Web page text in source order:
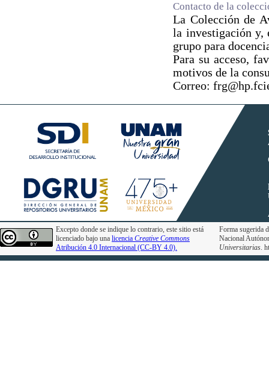
Contacto de la
La Colección de
la investigación y,
grupo para
Para su acceso,
motivos de la
Correo: